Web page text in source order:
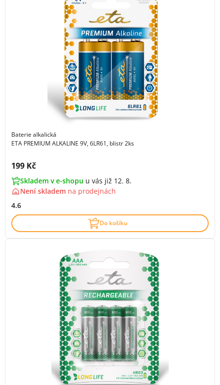
Baterie alkalická
ETA PREMIUM ALKALINE 9V, 6LR61, blistr 2ks
Cena s DPH:
199 Kč
Skladem v e-shopu u vás již 12. 8.
Není skladem na prodejnách
4.6
Do košíku